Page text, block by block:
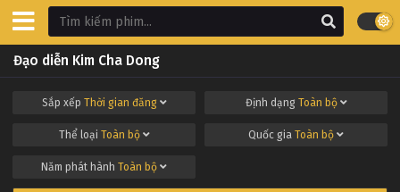
Đạo diễn Kim Cha Dong
Sắp xếp Thời gian đăng Định dạng Toàn bộ
Thể loại Toàn bộ Quốc gia Toàn bộ
Năm phát hành Toàn bộ